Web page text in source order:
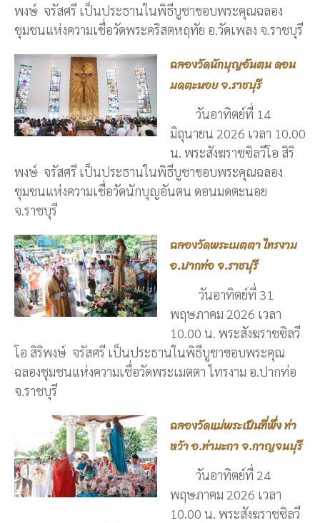
พงษ์ จรัสศรี เป็นประธานในพิธีบูชาขอบพระคุณฉลอง
ชุมชนแห่งความเชื่อวัดพระคริสตหฤทัย อ.วัดเพลง จ.ราชบุรี
ฉลองวัดนักบุญอันตน ดอน
มดตะนอย จ.ราชบุรี
วันอาทิตย์ที่ 14
มิถุนายน 2026 เวลา 10.00
น. พระสังฆราชซิลวีโอ สิริ
พงษ์ จรัสศรี เป็นประธานในพิธีบูชาขอบพระคุณฉลอง
ชุมชนแห่งความเชื่อวัดนักบุญอันตน ดอนมดตะนอย
จ.ราชบุรี
ฉลองวัดพระเมตตา ไทรงาม
อ.ปากท่อ จ.ราชบุรี
วันอาทิตย์ที่ 31
พฤษภาคม 2026 เวลา
10.00 น. พระสังฆราชซิลวี
โอ สิริพงษ์ จรัสศรี เป็นประธานในพิธีบูชาขอบพระคุณ
ฉลองชุมชนแห่งความเชื่อวัดพระเมตตา ไทรงาม อ.ปากท่อ
จ.ราชบุรี
ฉลองวัดแม่พระเป็นที่พึ่ง ท่า
หว้า อ.ท่ามะกา จ.กาญจนบุรี
วันอาทิตย์ที่ 24
พฤษภาคม 2026 เวลา
10.00 น. พระสังฆราชซิลวี